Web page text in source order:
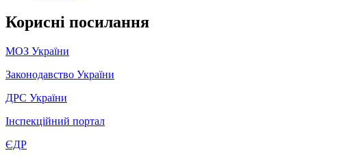
Корисні посилання
МОЗ України
Законодавство України
ДРС України
Інспекційний портал
ЄДР